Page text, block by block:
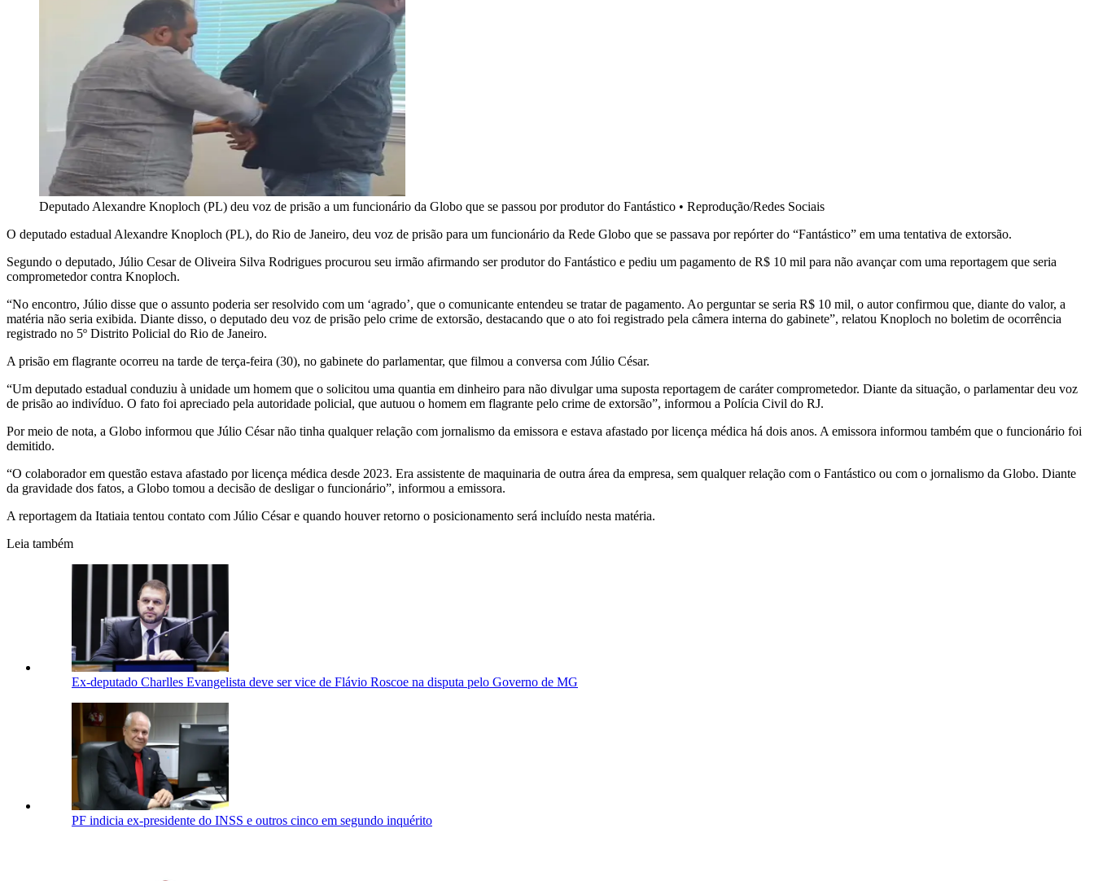
Deputado Alexandre Knoploch (PL) deu voz de prisão a um funcionário da Globo que se passou por produtor do Fantástico • Reprodução/Redes Sociais
O deputado estadual Alexandre Knoploch (PL), do Rio de Janeiro, deu voz de prisão para um funcionário da Rede Globo que se passava por repórter do “Fantástico” em uma tentativa de extorsão.
Segundo o deputado, Júlio Cesar de Oliveira Silva Rodrigues procurou seu irmão afirmando ser produtor do Fantástico e pediu um pagamento de R$ 10 mil para não avançar com uma reportagem que seria
comprometedor contra Knoploch.
“No encontro, Júlio disse que o assunto poderia ser resolvido com um ‘agrado’, que o comunicante entendeu se tratar de pagamento. Ao perguntar se seria R$ 10 mil, o autor confirmou que, diante do valor, a
matéria não seria exibida. Diante disso, o deputado deu voz de prisão pelo crime de extorsão, destacando que o ato foi registrado pela câmera interna do gabinete”, relatou Knoploch no boletim de ocorrência
registrado no 5º Distrito Policial do Rio de Janeiro.
A prisão em flagrante ocorreu na tarde de terça-feira (30), no gabinete do parlamentar, que filmou a conversa com Júlio César.
“Um deputado estadual conduziu à unidade um homem que o solicitou uma quantia em dinheiro para não divulgar uma suposta reportagem de caráter comprometedor. Diante da situação, o parlamentar deu voz
de prisão ao indivíduo. O fato foi apreciado pela autoridade policial, que autuou o homem em flagrante pelo crime de extorsão”, informou a Polícia Civil do RJ.
Por meio de nota, a Globo informou que Júlio César não tinha qualquer relação com jornalismo da emissora e estava afastado por licença médica há dois anos. A emissora informou também que o funcionário foi
demitido.
“O colaborador em questão estava afastado por licença médica desde 2023. Era assistente de maquinaria de outra área da empresa, sem qualquer relação com o Fantástico ou com o jornalismo da Globo. Diante
da gravidade dos fatos, a Globo tomou a decisão de desligar o funcionário”, informou a emissora.
A reportagem da Itatiaia tentou contato com Júlio César e quando houver retorno o posicionamento será incluído nesta matéria.
Leia também
Ex-deputado Charlles Evangelista deve ser vice de Flávio Roscoe na disputa pelo Governo de MG
PF indicia ex-presidente do INSS e outros cinco em segundo inquérito